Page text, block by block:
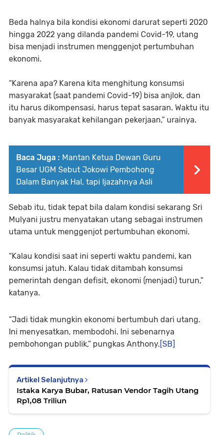
Beda halnya bila kondisi ekonomi darurat seperti 2020
hingga 2022 yang dilanda pandemi Covid-19, utang
bisa menjadi instrumen menggenjot pertumbuhan
ekonomi.
“Karena apa? Karena kita menghitung konsumsi
masyarakat (saat pandemi Covid-19) bisa anjlok, dan
itu harus dikompensasi, harus tepat sasaran. Waktu itu
banyak masyarakat kehilangan pekerjaan,” urainya.
Baca Juga : Mantan Ketua Dewan Guru
Besar UGM Sebut Jokowi Pembohong
Dalam Banyak Hal, tapi Ijazahnya Asli
Sebab itu, tidak tepat bila dalam kondisi sekarang Sri
Mulyani justru menyatakan utang sebagai instrumen
utama untuk menggenjot pertumbuhan ekonomi.
“Kalau kondisi saat ini seperti waktu pandemi, kan
konsumsi jatuh. Kalau tidak ditambah konsumsi
pemerintah dengan defisit, ekonomi (menjadi) turun,”
katanya.
“Jadi tidak mungkin ekonomi bertumbuh dari utang.
Ini menyesatkan, membodohi. Ini sebenarnya
pembohongan publik,” pungkas Anthony. [SB]
Artikel Selanjutnya
Istaka Karya Bubar, Ratusan Vendor Tagih Utang
Rp1,08 Triliun